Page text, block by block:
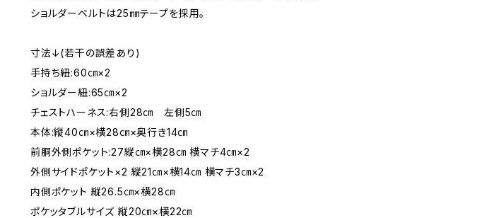
ショルダーベルトは25㎜テープを採用。
寸法↓(若干の誤差あり)
手持ち紐:60㎝×2
ショルダー紐:65㎝×2
チェストハーネス:右側28㎝ 左側5㎝
本体:縦40㎝×横28㎝×奥行き14㎝
前胴外側ポケット:27縦㎝×横28㎝ 横マチ4㎝×2
外側サイドポケット×2 縦21㎝×横14㎝ 横マチ3㎝×2
内側ポケット 縦26.5㎝×横28㎝
ポケッタブルサイズ 縦20㎝×横22㎝